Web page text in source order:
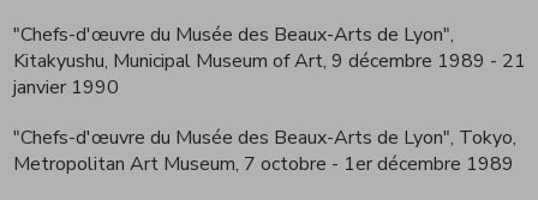
"Chefs-d'œuvre du Musée des Beaux-Arts de Lyon",
Kitakyushu, Municipal Museum of Art, 9 décembre 1989 - 21
janvier 1990
"Chefs-d'œuvre du Musée des Beaux-Arts de Lyon", Tokyo,
Metropolitan Art Museum, 7 octobre - 1er décembre 1989